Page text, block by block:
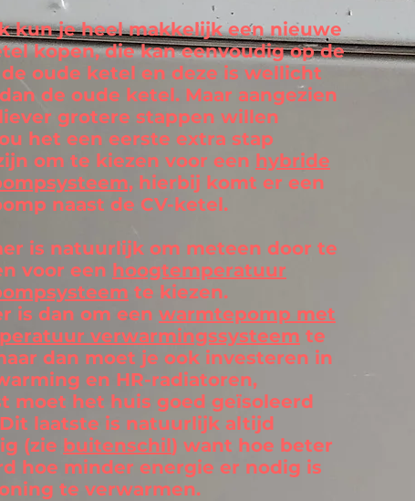
kun je heel makkelijk een nieuwe
kopen, die kan eenvoudig op de
oude ketel en deze is wellicht
de oude ketel. Maar aangezien
grotere stappen willen
het een eerste extra stap
om te kiezen voor een hybride
hierbij komt er een
naast de CV-ketel.
is natuurlijk om meteen door te
voor een hoogtemperatuur
te kiezen.
is dan om een warmtepomp met
verwarmingssysteem te
dan moet je ook investeren in
en HR-radiatoren,
moet het huis goed geïsoleerd
laatste is natuurlijk altijd
(zie buitenschil) want hoe beter
hoe minder energie er nodig is
te verwarmen.